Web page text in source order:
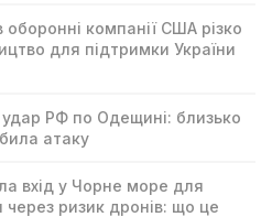
оборонні компанії США різко
для підтримки України
РФ по Одещині: близько
атаку
вхід у Чорне море для
через ризик дронів: що це